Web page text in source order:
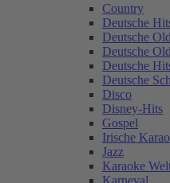
Country
Deutsche
Deutsche
Deutsche
Deutsche
Deutsche
Disco
Disney-Hits
Gospel
Irische
Jazz
Karaoke
Karneval